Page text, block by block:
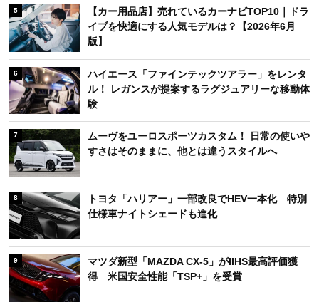
5
【カー用品店】売れているカーナビTOP10｜ドラ
イブを快適にする人気モデルは？【2026年6月
版】
6
ハイエース「ファインテックツアラー」をレンタ
ル！ レガンスが提案するラグジュアリーな移動体
験
7
ムーヴをユーロスポーツカスタム！ 日常の使いや
すさはそのままに、他とは違うスタイルへ
8
トヨタ「ハリアー」一部改良でHEV一本化 特別
仕様車ナイトシェードも進化
9
マツダ新型「MAZDA CX-5」がIIHS最高評価獲
得 米国安全性能「TSP+」を受賞